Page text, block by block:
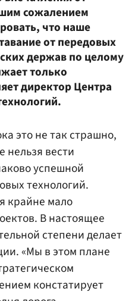
сожалением
что наше
от передовых
держав по целому
только
директор Центра
это не так страшно,
нельзя вести
успешной
технологий.
крайне мало
В настоящее
степени делает
«Мы в этом плане
констатирует